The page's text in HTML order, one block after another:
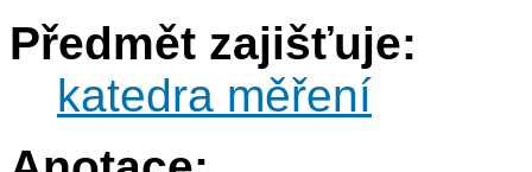
Předmět zajišťuje:
katedra měření